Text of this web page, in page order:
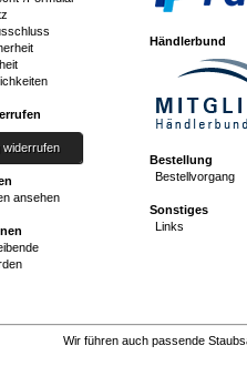
widerrufen
ansehen
Händlerbund
Bestellung
Bestellvorgang
Sonstiges
Links
Wir führen auch passende